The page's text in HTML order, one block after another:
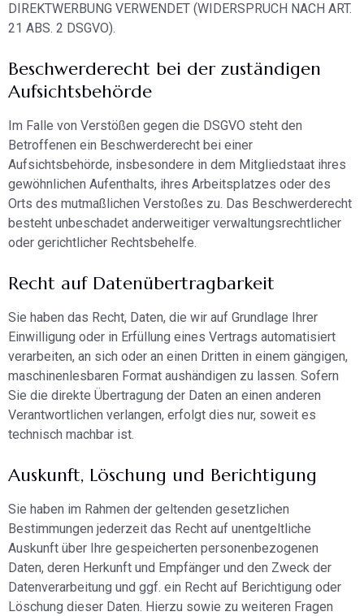
DIREKTWERBUNG VERWENDET (WIDERSPRUCH NACH ART.
21 ABS. 2 DSGVO).
Beschwerde­recht bei der zuständigen
Aufsichts­behörde
Im Falle von Verstößen gegen die DSGVO steht den
Betroffenen ein Beschwerderecht bei einer
Aufsichtsbehörde, insbesondere in dem Mitgliedstaat ihres
gewöhnlichen Aufenthalts, ihres Arbeitsplatzes oder des
Orts des mutmaßlichen Verstoßes zu. Das Beschwerderecht
besteht unbeschadet anderweitiger verwaltungsrechtlicher
oder gerichtlicher Rechtsbehelfe.
Recht auf Daten­übertrag­barkeit
Sie haben das Recht, Daten, die wir auf Grundlage Ihrer
Einwilligung oder in Erfüllung eines Vertrags automatisiert
verarbeiten, an sich oder an einen Dritten in einem gängigen,
maschinenlesbaren Format aushändigen zu lassen. Sofern
Sie die direkte Übertragung der Daten an einen anderen
Verantwortlichen verlangen, erfolgt dies nur, soweit es
technisch machbar ist.
Auskunft, Löschung und Berichtigung
Sie haben im Rahmen der geltenden gesetzlichen
Bestimmungen jederzeit das Recht auf unentgeltliche
Auskunft über Ihre gespeicherten personenbezogenen
Daten, deren Herkunft und Empfänger und den Zweck der
Datenverarbeitung und ggf. ein Recht auf Berichtigung oder
Löschung dieser Daten. Hierzu sowie zu weiteren Fragen